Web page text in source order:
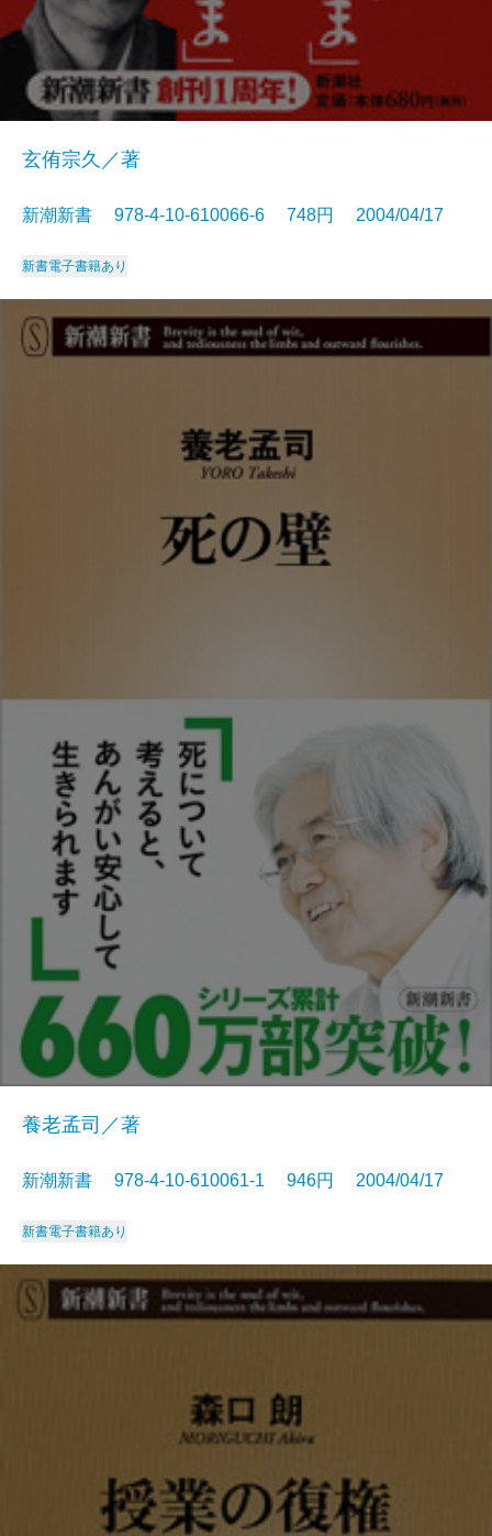
玄侑宗久／著
新潮新書 978-4-10-610066-6 748円 2004/04/17
新書電子書籍あり
養老孟司／著
新潮新書 978-4-10-610061-1 946円 2004/04/17
新書電子書籍あり